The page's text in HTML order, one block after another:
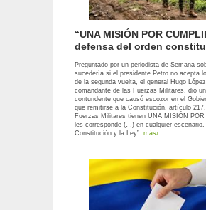
“UNA MISIÓN POR
defensa del orden
Preguntado por un periodista de Semana
sucedería si el presidente Petro no acepta
de la segunda vuelta, el general Hugo
comandante de las Fuerzas Militares, dio
contundente que causó escozor en el
que remitirse a la Constitución, artículo
Fuerzas Militares tienen UNA MISIÓN
les corresponde (…) en cualquier escenario,
Constitución y la Ley”. más›